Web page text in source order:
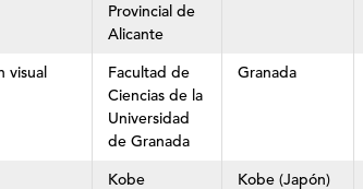
Provincial de
Alicante
visual
Facultad de
Ciencias de la
Universidad
de Granada
Granada
Kobe
Kobe (Japón)